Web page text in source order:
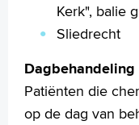
Kerk", balie
Sliedrecht
Dagbehandeling
Patiënten die
op de dag van